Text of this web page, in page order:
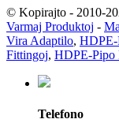
© Kopirajto - 2010-
Varmaj Produktoj -
Vira Adaptilo, HDPE-
Fittingoj, HDPE-Pipo
Telefono